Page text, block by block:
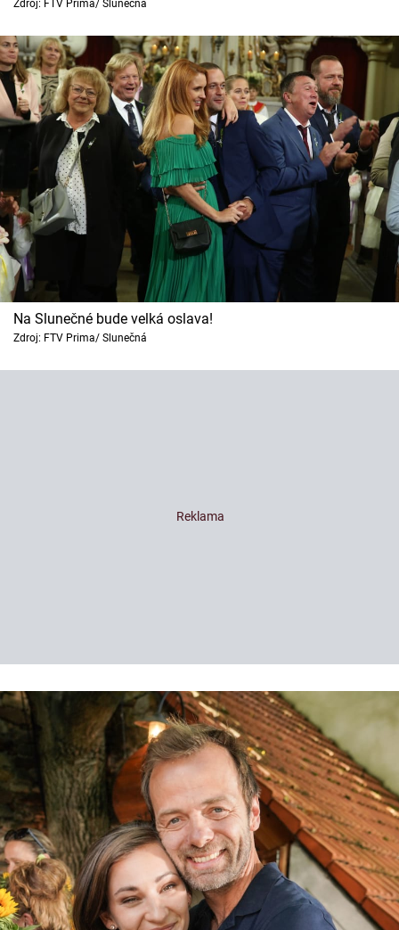
Zdroj: FTV Prima/ Slunečná
Na Slunečné bude velká oslava!
Zdroj: FTV Prima/ Slunečná